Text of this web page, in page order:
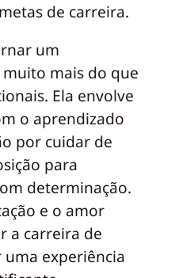
de carreira.
um
mais do que
Ela envolve
o aprendizado
por cuidar de
para
determinação.
e o amor
a carreira de
experiência